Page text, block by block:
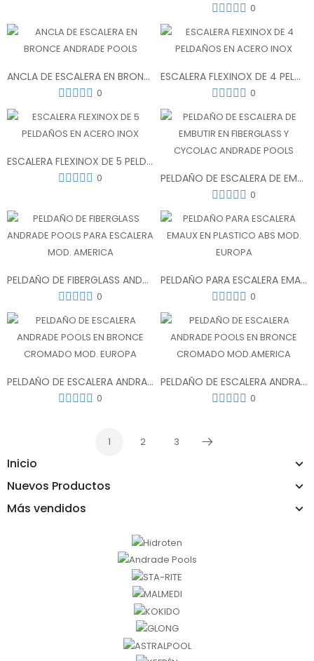
Inicio
Nuevos Productos
Más vendidos
0
ANCLA DE ESCALERA EN BRONCE ANDRADE POOLS
0
ESCALERA FLEXINOX DE 4 PELDAÑOS EN ACERO INOX
0
ESCALERA FLEXINOX DE 5 PELDAÑOS EN ACERO INOX
0 PELDAÑO DE ESCALERA DE EMBUTIR EN FIBERGLASS Y CYCOLAC ANDRADE POOLS
0
PELDAÑO DE FIBERGLASS ANDRADE POOLS PARA ESCALERA MOD. AMERICA
0
PELDAÑO PARA ESCALERA EMAUX EN PLASTICO ABS MOD. EUROPA
0
PELDAÑO DE ESCALERA ANDRADE POOLS EN BRONCE CROMADO MOD. EUROPA
0
PELDAÑO DE ESCALERA ANDRADE POOLS EN BRONCE CROMADO MOD.AMERICA
0
1 2 3
Próximo